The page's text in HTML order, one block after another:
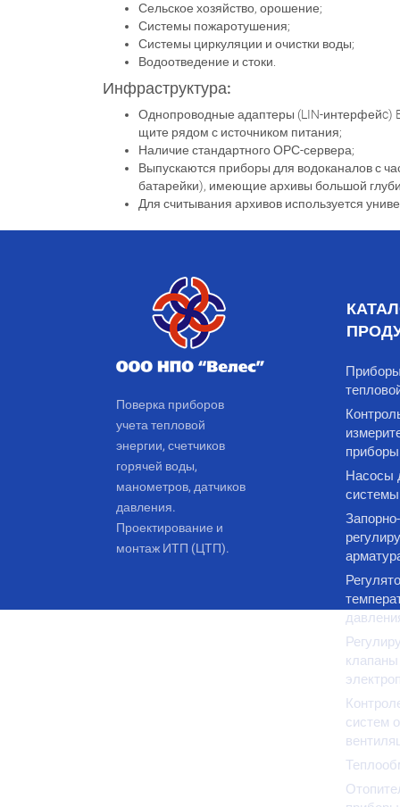
Сельское хозяйство, орошение;
Системы пожаротушения;
Системы циркуляции и очистки воды;
Водоотведение и стоки.
Инфраструктура:
Однопроводные адаптеры (LIN-интерфейc)
щите рядом с источником питания;
Наличие стандартного ОРС-сервера;
Выпускаются приборы для водоканалов с
батарейки), имеющие архивы большой
Для считывания архивов используется
Поверка приборов
учета тепловой
энергии, счетчиков
горячей воды,
манометров, датчиков
давления.
Проектирование и
монтаж ИТП (ЦТП).
приборы
Насосы
Запорно-
систем